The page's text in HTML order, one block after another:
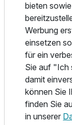
Suite Seeseite
2 Erwachsene und
Ausstattung
Für 6 Tage
Für unsere
Zimmer mit
Alle Zimmer
und zum Teil
Sie uns am
Bedürfnisse an.
Lösung zu
Haustiere auf
bieten
Werbung
einsetzen
für ein
Sie auf "Ich
damit
können Sie
finden Sie
in unserer